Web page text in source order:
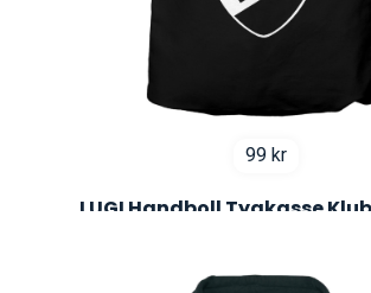
99 kr
LUGI Handboll Tygkasse